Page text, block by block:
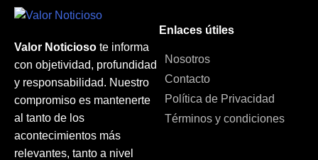
Valor Noticioso te informa
con objetividad, profundidad
y responsabilidad. Nuestro
compromiso es mantenerte
al tanto de los
acontecimientos más
relevantes, tanto a nivel
Enlaces útiles
Nosotros
Contacto
Política de Privacidad
Términos y condiciones